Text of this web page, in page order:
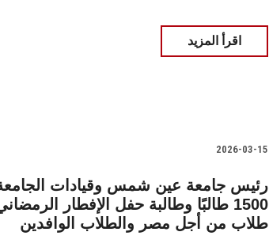
اقرأ المزيد
2026-03-15
رئيس جامعة عين شمس وقيادات
1500 طالبًا وطالبة حفل الإفطار
طلاب من أجل مصر والطلاب الوافدين